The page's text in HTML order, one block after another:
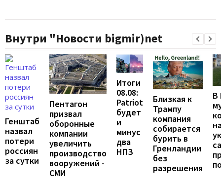
Внутри "Новости bigmir)net
Генштаб
назвал
потери
россиян
за сутки
Пентагон
призвал
оборонные
компании
увеличить
производство
вооружений -
СМИ
Итоги
08.08:
Patriot
будет
и
минус
два
НПЗ
Близкая к
Трампу
компания
собирается
бурить в
Гренландии
без
разрешения
В